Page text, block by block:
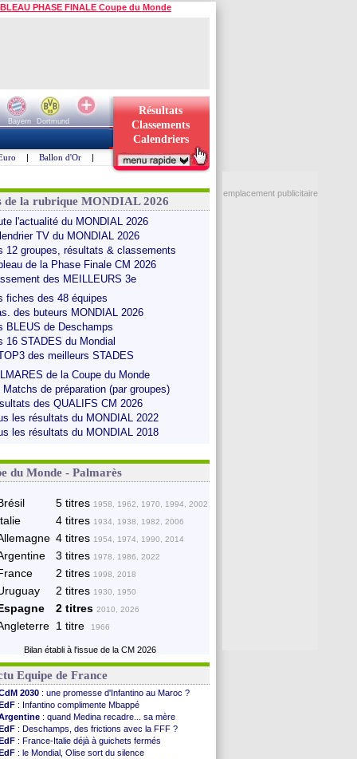
PHASE FINALE Coupe du Monde
Bayern
Dortmund
Résultats
Classements
Calendriers
| Ballon d'Or |
de la rubrique MONDIAL 2026
l'actualité du MONDIAL 2026
TV du MONDIAL 2026
12 groupes, résultats & classements
de la Phase Finale CM 2026
des MEILLEURS 3e
fiches des 48 équipes
des buteurs MONDIAL 2026
BLEUS de Deschamps
16 STADES du Mondial
des meilleurs STADES
de la Coupe du Monde
Matchs de préparation (par groupes)
des QUALIFS CM 2026
les résultats du MONDIAL 2022
les résultats du MONDIAL 2018
du Monde - Palmarès
5 titres 1958, 1962, 1970, 1994, 2002
4 titres 1934, 1938, 1982, 2006
4 titres 1954, 1974, 1990, 2014
3 titres 1978, 1986, 2022
2 titres 1998, 2018
2 titres 1930, 1950
2 titres2010, 2026
1 titre 1966
Bilan établi à l'issue de la CM 2026
Equipe de France
2030 : une promesse d'Infantino au Maroc ?
: Infantino complimente Mbappé
: quand Medina recadre... sa mère
: Deschamps, des frictions avec la FFF ?
: France-Italie déjà à guichets fermés
: le Mondial, Olise sort du silence
emplacement publicitaire